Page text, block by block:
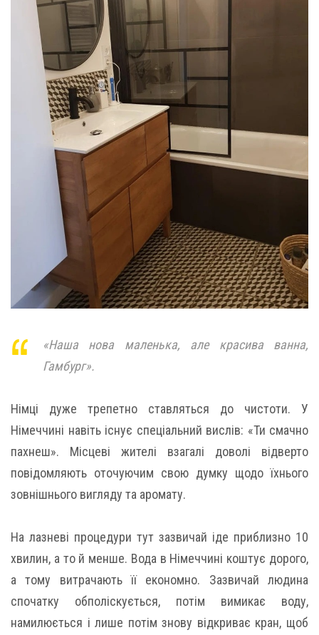
«Наша нова маленька, але красива ванна,
Гамбург».
Німці дуже трепетно ставляться до чистоти. У
Німеччині навіть існує спеціальний вислів: «Ти смачно
пахнеш». Місцеві жителі взагалі доволі відверто
повідомляють оточуючим свою думку щодо їхнього
зовнішнього вигляду та аромату.
На лазневі процедури тут зазвичай іде приблизно 10
хвилин, а то й менше. Вода в Німеччині коштує дорого,
а тому витрачають її економно. Зазвичай людина
спочатку обполіскується, потім вимикає воду,
намилюється і лише потім знову відкриває кран, щоб